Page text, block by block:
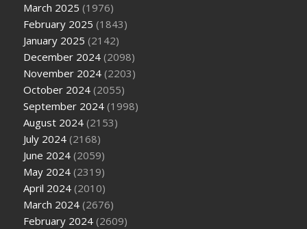
March 2025 (1976)
February 2025 (1843)
January 2025 (2142)
December 2024 (2098)
November 2024 (2203)
October 2024 (2055)
September 2024 (1998)
August 2024 (2153)
July 2024 (2168)
June 2024 (2059)
May 2024 (2319)
April 2024 (2010)
March 2024 (2676)
February 2024 (2609)